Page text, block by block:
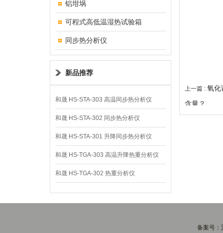
铝坩埚
可程式高低温湿热试验箱
同步热分析仪
新品推荐
和晟 HS-STA-303 高温同步热分析仪
和晟 HS-STA-302 同步热分析仪
和晟 HS-STA-301 升降同步热分析仪
和晟 HS-TGA-303 高温升降热重分析仪
和晟 HS-TGA-302 热重分析仪
上一篇 : 氧化
含量？
备案号：